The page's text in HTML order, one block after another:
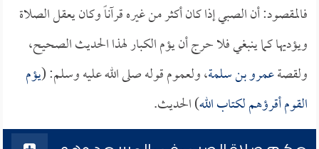
فالمقصود: أن الصبي إذا كان أكثر من غيره قرآناً وكان يعقل الصلاة
ويؤديها كما ينبغي فلا حرج أن يؤم الكبار لهذا الحديث الصحيح،
ولقصةعمرو بن سلمة، ولعموم قوله صلى الله عليه وسلم: (يؤم
القوم أقرؤهم لكتاب الله) الحديث.